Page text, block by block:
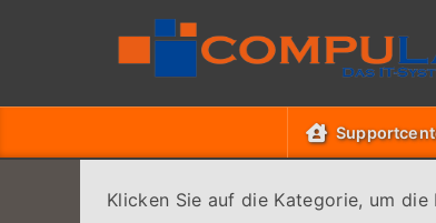
Klicken Sie auf die Kategorie, um die